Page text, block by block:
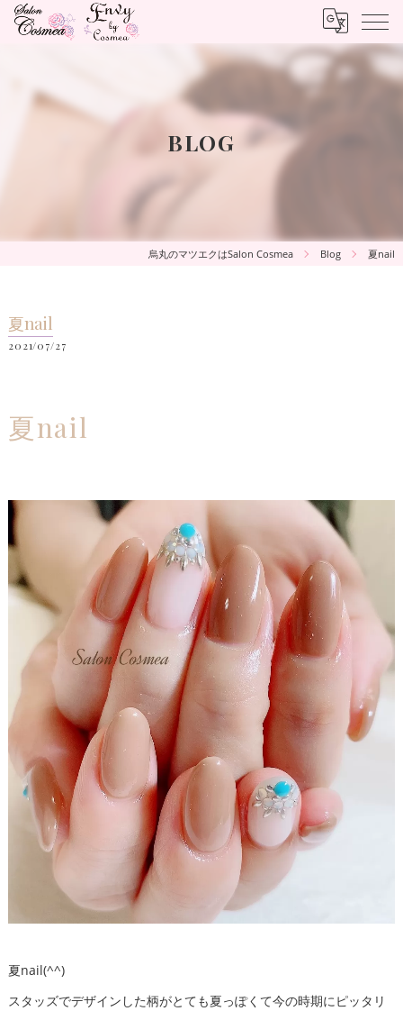
BLOG
烏丸のマツエクはSalon Cosmea Blog 夏nail
夏nail
2021/07/27
夏nail
夏nail(^^)
スタッズでデザインした柄がとても夏っぽくて今の時期にピッタリ